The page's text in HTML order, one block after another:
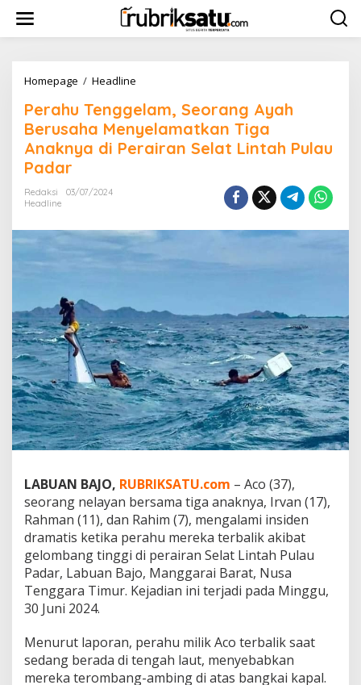
w
Homepage / Headline
r
a
h
u
e
S
e
o
r
a
n
g
A
y
a
e
r
u
a
h
a
M
e
l
a
Perahu Tenggelam, Seorang Ayah
Berusaha Menyelamatkan Tiga
Anaknya di Perairan Selat Lintah Pulau
Padar
Redaksi
03/07/2024
Headline
LABUAN BAJO, RUBRIKSATU.com – Aco (37),
seorang nelayan bersama tiga anaknya, Irvan (17),
Rahman (11), dan Rahim (7), mengalami insiden
dramatis ketika perahu mereka terbalik akibat
gelombang tinggi di perairan Selat Lintah Pulau
Padar, Labuan Bajo, Manggarai Barat, Nusa
Tenggara Timur. Kejadian ini terjadi pada Minggu,
30 Juni 2024.
Menurut laporan, perahu milik Aco terbalik saat
sedang berada di tengah laut, menyebabkan
mereka terombang-ambing di atas bangkai kapal.